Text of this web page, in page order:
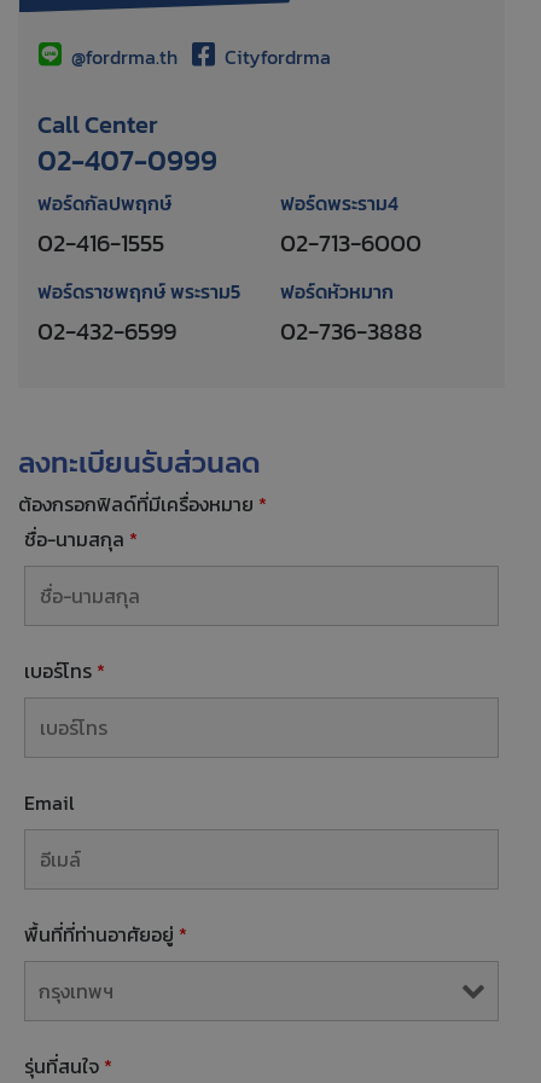
@fordrma.th Cityfordrma
Call Center
02-407-0999
ฟอร์ดกัลปพฤกษ์
02-416-1555
ฟอร์ดพระราม4
02-713-6000
ฟอร์ดราชพฤกษ์ พระราม5
02-432-6599
ฟอร์ดหัวหมาก
02-736-3888
ลงทะเบียนรับส่วนลด
ต้องกรอกฟิลด์ที่มีเครื่องหมาย *
ชื่อ-นามสกุล *
เบอร์โทร *
Email
พื้นที่ที่ท่านอาศัยอยู่ *
รุ่นที่สนใจ *